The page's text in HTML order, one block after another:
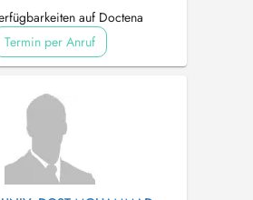
auf Doctena
Termin per Anruf